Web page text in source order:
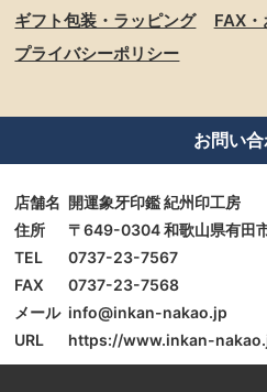
ギフト包装・ラッピング
FAX
プライバシーポリシー
お問い
店舗名 開運象牙印鑑 紀州印工房
住所
〒649-0304 和歌山県有田
TEL
0737-23-7567
FAX
0737-23-7568
メール info@inkan-nakao.jp
URL
https://www.inkan-